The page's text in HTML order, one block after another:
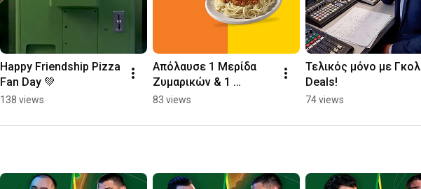
Happy Friendship Pizza
Fan Day 💚
138 views
Απόλαυσε 1 Μερίδα
Ζυμαρικών & 1
Ατομική Σαλάτα μόνο
83 views
Τελικός μόνο με Γκολ
Deals!
74 views